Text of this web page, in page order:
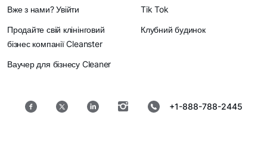
Вже з нами? Увійти
Продайте свій клінінговий
бізнес компанії Cleanster
Ваучер для бізнесу Cleaner
Tik Tok
Клубний будинок
+1-888-788-2445